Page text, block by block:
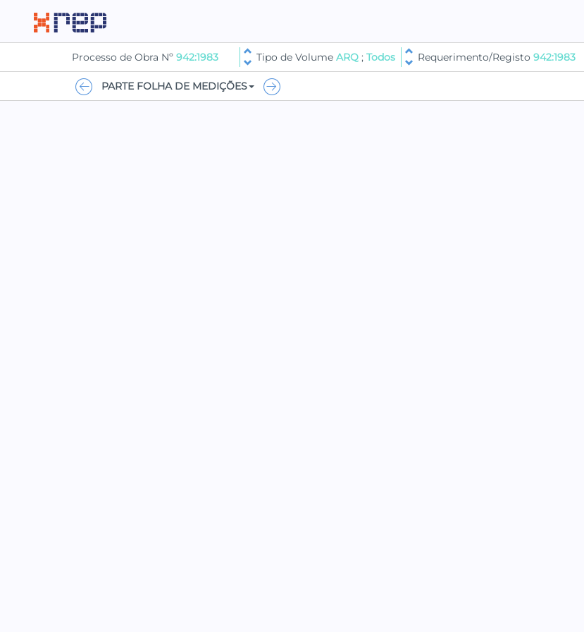
Processo de Obra Nº 942:1983 Tipo de Volume ARQ ; Todos Requerimento/Registo 942:1983
PARTE FOLHA DE MEDIÇÕES